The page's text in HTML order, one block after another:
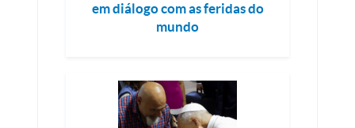
em diálogo com as feridas do
mundo